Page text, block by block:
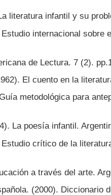
literatura infantil y su
internacional sobre
de Lectura. 7 (2).
El cuento en la
metodológica para
La poesía infantil.
crítico de la
a través del arte.
(2000). Diccionario